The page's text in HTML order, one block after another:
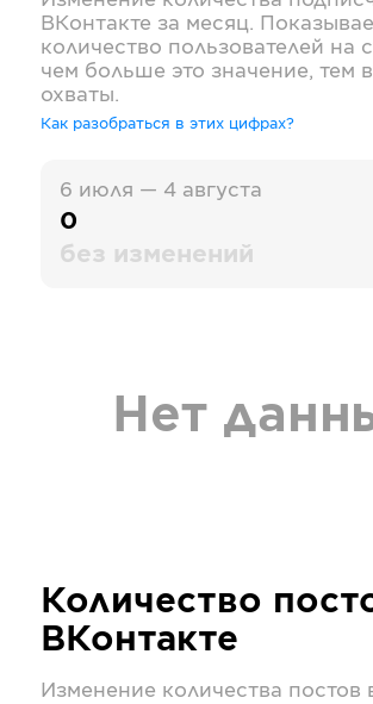
ВКонтакте за месяц.
количество пользователей на
чем больше это значение, тем
охваты.
Как разобраться в этих цифрах?
6 июля — 4 августа
0
без изменений
Нет
Количество
ВКонтакте
Изменение количества постов